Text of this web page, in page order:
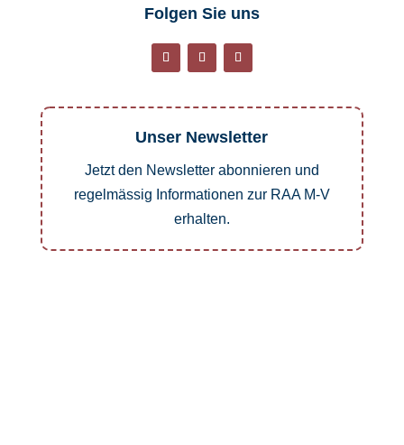
Folgen Sie uns
Unser Newsletter
Jetzt den Newsletter abonnieren und
regelmässig Informationen zur RAA M-V
erhalten.